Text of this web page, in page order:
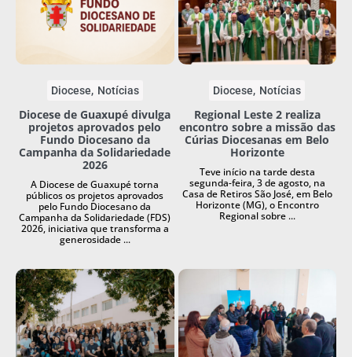
Diocese Notícias
Diocese de Guaxupé divulga
projetos aprovados pelo
Fundo Diocesano da
Campanha da Solidariedade
2026
A Diocese de Guaxupé torna
públicos os projetos aprovados
pelo Fundo Diocesano da
Campanha da Solidariedade (FDS)
2026, iniciativa que transforma a
generosidade ...
Diocese Notícias
Regional Leste 2 realiza
encontro sobre a missão das
Cúrias Diocesanas em Belo
Horizonte
Teve início na tarde desta
segunda-feira, 3 de agosto, na
Casa de Retiros São José, em Belo
Horizonte (MG), o Encontro
Regional sobre ...